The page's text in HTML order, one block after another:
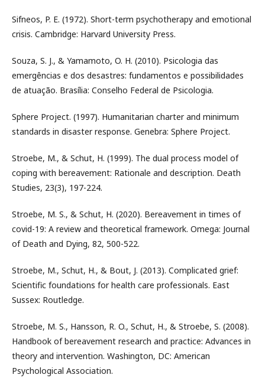
Sifneos, P. E. (1972). Short-term psychotherapy and emotional
crisis. Cambridge: Harvard University Press.
Souza, S. J., & Yamamoto, O. H. (2010). Psicologia das
emergências e dos desastres: fundamentos e possibilidades
de atuação. Brasília: Conselho Federal de Psicologia.
Sphere Project. (1997). Humanitarian charter and minimum
standards in disaster response. Genebra: Sphere Project.
Stroebe, M., & Schut, H. (1999). The dual process model of
coping with bereavement: Rationale and description. Death
Studies, 23(3), 197-224.
Stroebe, M. S., & Schut, H. (2020). Bereavement in times of
covid-19: A review and theoretical framework. Omega: Journal
of Death and Dying, 82, 500-522.
Stroebe, M., Schut, H., & Bout, J. (2013). Complicated grief:
Scientific foundations for health care professionals. East
Sussex: Routledge.
Stroebe, M. S., Hansson, R. O., Schut, H., & Stroebe, S. (2008).
Handbook of bereavement research and practice: Advances in
theory and intervention. Washington, DC: American
Psychological Association.